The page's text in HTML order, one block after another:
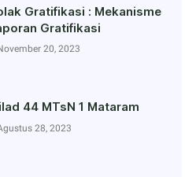
Gratifikasi : Mekanisme
Gratifikasi
20, 2023
44 MTsN 1 Mataram
28, 2023